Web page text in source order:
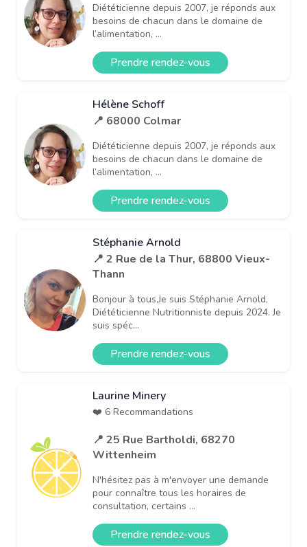
Diététicienne depuis 2007, je réponds aux
besoins de chacun dans le domaine de
l’alimentation, ...
Prendre rendez-vous
Hélène Schoff
📍 68000 Colmar
Diététicienne depuis 2007, je réponds aux
besoins de chacun dans le domaine de
l’alimentation, ...
Prendre rendez-vous
Stéphanie Arnold
📍 2 Rue de la Thur, 68800 Vieux-
Thann
Bonjour à tous,Je suis Stéphanie Arnold,
Diététicienne Nutritionniste depuis 2024. Je
suis spéc...
Prendre rendez-vous
Laurine Minery
❤️ 6 Recommandations
📍 25 Rue Bartholdi, 68270
Wittenheim
N'hésitez pas à m'envoyer une demande
pour connaître tous les horaires de
consultation, certains ...
Prendre rendez-vous